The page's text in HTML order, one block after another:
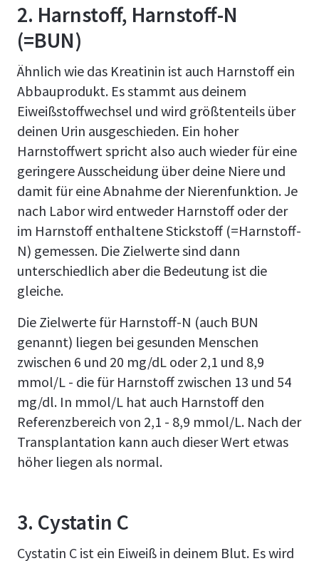
2. Harnstoff, Harnstoff-N
(=BUN)
Ähnlich wie das Kreatinin ist auch Harnstoff ein
Abbauprodukt. Es stammt aus deinem
Eiweißstoffwechsel und wird größtenteils über
deinen Urin ausgeschieden. Ein hoher
Harnstoffwert spricht also auch wieder für eine
geringere Ausscheidung über deine Niere und
damit für eine Abnahme der Nierenfunktion. Je
nach Labor wird entweder Harnstoff oder der
im Harnstoff enthaltene Stickstoff (=Harnstoff-
N) gemessen. Die Zielwerte sind dann
unterschiedlich aber die Bedeutung ist die
gleiche.
Die Zielwerte für Harnstoff-N (auch BUN
genannt) liegen bei gesunden Menschen
zwischen 6 und 20 mg/dL oder 2,1 und 8,9
mmol/L - die für Harnstoff zwischen 13 und 54
mg/dl. In mmol/L hat auch Harnstoff den
Referenzbereich von 2,1 - 8,9 mmol/L. Nach der
Transplantation kann auch dieser Wert etwas
höher liegen als normal.
3. Cystatin C
Cystatin C ist ein Eiweiß in deinem Blut. Es wird